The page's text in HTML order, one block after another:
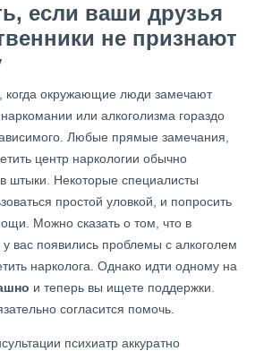
если ваши друзья
не признают
когда окружающие люди замечают
или алкоголизма гораздо
Любые прямые замечания,
центр наркологии обычно
штыки. Некоторые специалисты
простой уловкой, и попросить
Можно сказать о том, что в
вас появились проблемы с алкоголем
нарколога. Однако идти одному на
и теперь вы ищете поддержки.
согласится помочь.
психиатр аккуратно